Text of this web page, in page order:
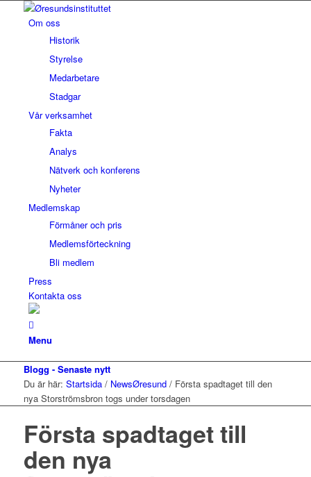
Om oss
Historik
Styrelse
Medarbetare
Stadgar
Vår verksamhet
Fakta
Analys
Nätverk och konferens
Nyheter
Medlemskap
Förmåner och pris
Medlemsförteckning
Bli medlem
Press
Kontakta oss
Menu
Blogg - Senaste nytt
Du är här: Startsida / NewsØresund / Första spadtaget till den
nya Storströmsbron togs under torsdagen
Första spadtaget till
den nya